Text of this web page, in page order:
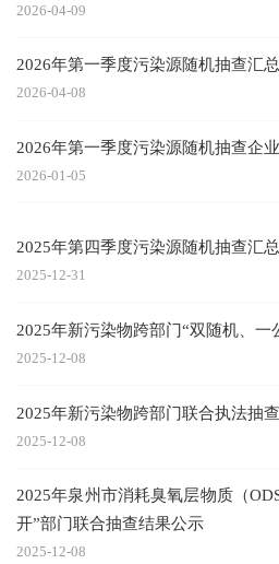
2026-04-09
2026年第一季度污染源随机抽查汇
2026-04-08
2026年第一季度污染源随机抽查企
2026-01-05
2025年第四季度污染源随机抽查汇
2025-12-31
2025年新污染物跨部门“双随机、一
2025-12-08
2025年新污染物跨部门联合执法抽
2025-12-08
2025年泉州市消耗臭氧层物质（
开”部门联合抽查结果公示
2025-12-08